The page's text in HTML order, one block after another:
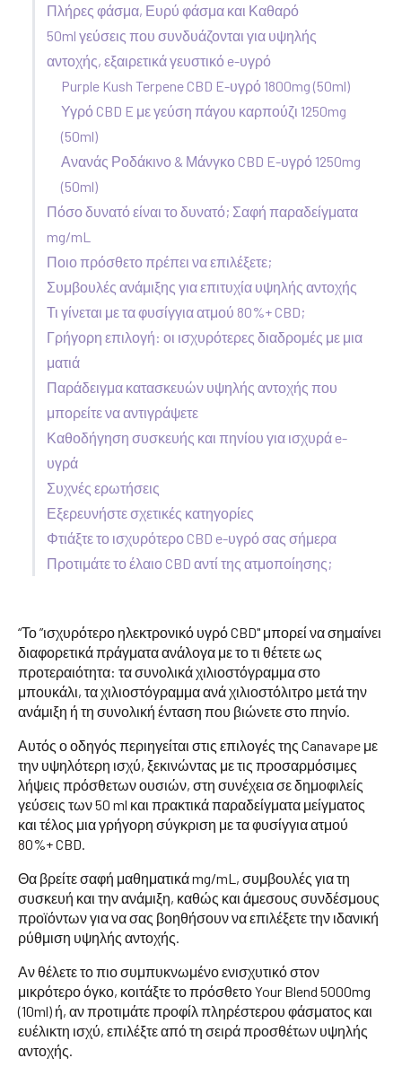
Πλήρες φάσμα, Ευρύ φάσμα και Καθαρό
50ml γεύσεις που συνδυάζονται για υψηλής
αντοχής, εξαιρετικά γευστικό e-υγρό
Purple Kush Terpene CBD E-υγρό 1800mg (50ml)
Υγρό CBD E με γεύση πάγου καρπούζι 1250mg
(50ml)
Ανανάς Ροδάκινο & Μάνγκο CBD E-υγρό 1250mg
(50ml)
Πόσο δυνατό είναι το δυνατό; Σαφή παραδείγματα
mg/mL
Ποιο πρόσθετο πρέπει να επιλέξετε;
Συμβουλές ανάμιξης για επιτυχία υψηλής αντοχής
Τι γίνεται με τα φυσίγγια ατμού 80%+ CBD;
Γρήγορη επιλογή: οι ισχυρότερες διαδρομές με μια
ματιά
Παράδειγμα κατασκευών υψηλής αντοχής που
μπορείτε να αντιγράψετε
Καθοδήγηση συσκευής και πηνίου για ισχυρά e-
υγρά
Συχνές ερωτήσεις
Εξερευνήστε σχετικές κατηγορίες
Φτιάξτε το ισχυρότερο CBD e-υγρό σας σήμερα
Προτιμάτε το έλαιο CBD αντί της ατμοποίησης;
“Το ”ισχυρότερο ηλεκτρονικό υγρό CBD" μπορεί να σημαίνει
διαφορετικά πράγματα ανάλογα με το τι θέτετε ως
προτεραιότητα: τα συνολικά χιλιοστόγραμμα στο
μπουκάλι, τα χιλιοστόγραμμα ανά χιλιοστόλιτρο μετά την
ανάμιξη ή τη συνολική ένταση που βιώνετε στο πηνίο.
Αυτός ο οδηγός περιηγείται στις επιλογές της Canavape με
την υψηλότερη ισχύ, ξεκινώντας με τις προσαρμόσιμες
λήψεις πρόσθετων ουσιών, στη συνέχεια σε δημοφιλείς
γεύσεις των 50 ml και πρακτικά παραδείγματα μείγματος
και τέλος μια γρήγορη σύγκριση με τα φυσίγγια ατμού
80%+ CBD.
Θα βρείτε σαφή μαθηματικά mg/mL, συμβουλές για τη
συσκευή και την ανάμιξη, καθώς και άμεσους συνδέσμους
προϊόντων για να σας βοηθήσουν να επιλέξετε την ιδανική
ρύθμιση υψηλής αντοχής.
Αν θέλετε το πιο συμπυκνωμένο ενισχυτικό στον
μικρότερο όγκο, κοιτάξτε το πρόσθετο Your Blend 5000mg
(10ml) ή, αν προτιμάτε προφίλ πληρέστερου φάσματος και
ευέλικτη ισχύ, επιλέξτε από τη σειρά προσθέτων υψηλής
αντοχής.